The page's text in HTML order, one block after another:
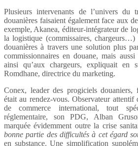
Plusieurs intervenants de l’univers du
douanières faisaient également face aux
exemple, Akanea, éditeur-intégrateur de
la logistique (commissaires, chargeurs…)
douanières à travers une solution plus
commissionnaires en douane, mais aussi
ainsi qu’aux chargeurs, expliquait en
Romdhane, directrice du marketing.
Conex, leader des progiciels douaniers,
était au rendez-vous. Observateur attentif
de commerce international, tout
réglementaire, son PDG, Alban
marquée évidemment outre la crise
bonne partie des difficultés à cet égard
en substance. Une simplification